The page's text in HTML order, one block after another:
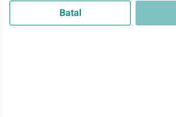
Batal